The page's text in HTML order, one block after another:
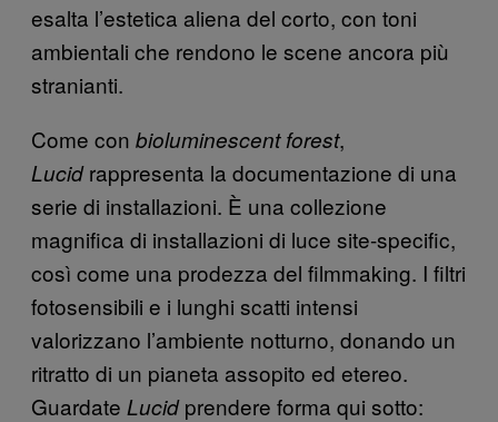
esalta l’estetica aliena del corto, con toni
ambientali che rendono le scene ancora più
stranianti.
Come con bioluminescent forest,
Lucidrappresenta la documentazione di una
serie di installazioni. È una collezione
magnifica di installazioni di luce site-specific,
così come una prodezza del filmmaking. I filtri
fotosensibili e i lunghi scatti intensi
valorizzano l’ambiente notturno, donando un
ritratto di un pianeta assopito ed etereo.
Guardate Lucidprendere forma qui sotto: